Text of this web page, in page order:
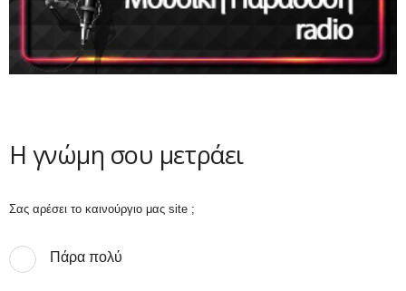
Η γνώμη σου μετράει
Σας αρέσει το καινούργιο μας site ;
Πάρα πολύ